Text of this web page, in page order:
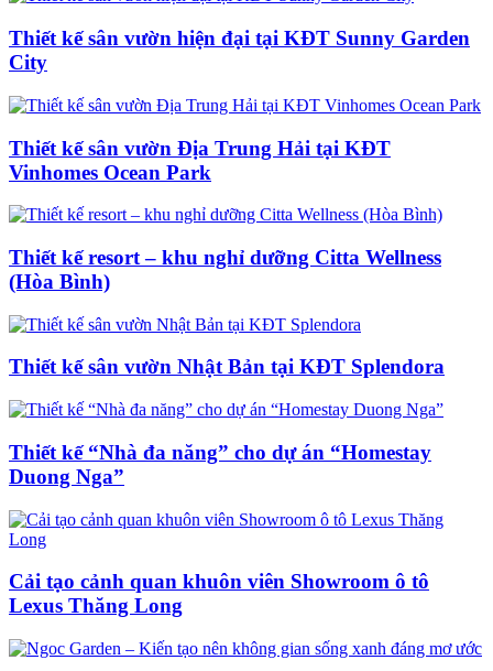
Thiết kế sân vườn hiện đại tại KĐT Sunny Garden
City
Thiết kế sân vườn Địa Trung Hải tại KĐT
Vinhomes Ocean Park
Thiết kế resort – khu nghỉ dưỡng Citta Wellness
(Hòa Bình)
Thiết kế sân vườn Nhật Bản tại KĐT Splendora
Thiết kế “Nhà đa năng” cho dự án “Homestay
Duong Nga”
Cải tạo cảnh quan khuôn viên Showroom ô tô
Lexus Thăng Long